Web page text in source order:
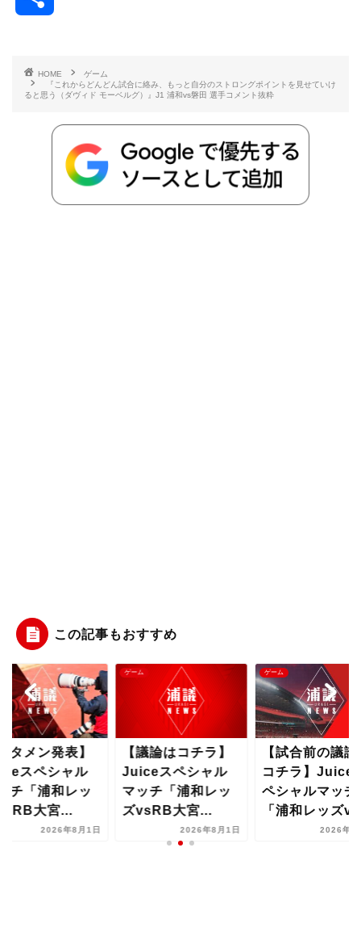
b
o
t
r
n n
t n
HOME
ゲーム
『これからどんどん試合に絡み、もっと自分のストロングポイントを見せていけ
ると思う（ダヴィド モーベルグ）』J1 浦和vs磐田 選手コメント抜粋
この記事もおすすめ
タメン発表】
スペシャル
チ「浦和レッ
大宮...
2026年8月1日
ゲーム
【議論はコチラ】
Juiceスペシャル
マッチ「浦和レッ
ズvsRB大宮...
2026年8月1日
ゲーム
【試合前の議論
コチラ】Juice
ペシャルマッチ
「浦和レッズ
2026年8